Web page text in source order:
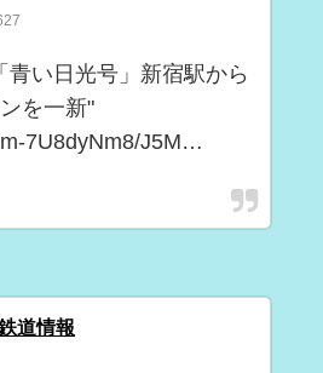
青い日光号」新宿駅から
を一新"
7U8dyNm8/J5M…
道情報